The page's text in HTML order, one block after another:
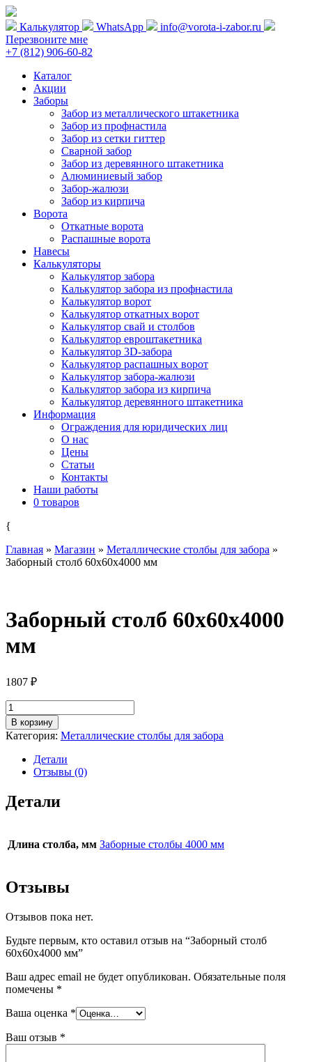
Калькулятор WhatsApp
info@vorota-i-zabor.ru
Перезвоните мне
+7 (812) 906-60-82
Каталог
Акции
Заборы
Забор из металлического штакетника
Забор из профнастила
Забор из сетки гиттер
Сварной забор
Забор из деревянного штакетника
Алюминиевый забор
Забор-жалюзи
Забор из кирпича
Ворота
Откатные ворота
Распашные ворота
Навесы
Калькуляторы
Калькулятор забора
Калькулятор забора из профнастила
Калькулятор ворот
Калькулятор откатных ворот
Калькулятор свай и столбов
Калькулятор евроштакетника
Калькулятор 3D-забора
Калькулятор распашных ворот
Калькулятор забора-жалюзи
Калькулятор забора из кирпича
Калькулятор деревянного штакетника
Информация
Ограждения для юридических лиц
О нас
Цены
Статьи
Контакты
Наши работы
0 товаров
{
Главная » Магазин » Металлические столбы для забора »
Заборный столб 60x60x4000 мм
Заборный столб 60x60x4000
мм
1807 ₽
Количество
товара
Заборный
столб
60x60x4000
В корзину
Категория: Металлические столбы для забора
Детали
Отзывы (0)
Детали
Длина столба, мм Заборные столбы 4000 мм
Отзывы
Отзывов пока нет.
Будьте первым, кто оставил отзыв на “Заборный столб
60x60x4000 мм”
Ваш адрес email не будет опубликован. Обязательные поля
помечены *
Ваша оценка *
Ваш отзыв *